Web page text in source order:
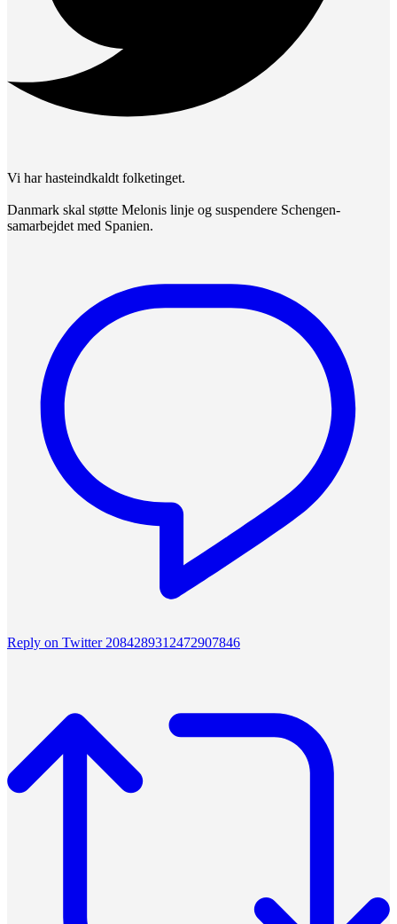
Vi har hasteindkaldt folketinget.
Danmark skal støtte Melonis linje og suspendere Schengen-
samarbejdet med Spanien.
Reply on Twitter 2084289312472907846